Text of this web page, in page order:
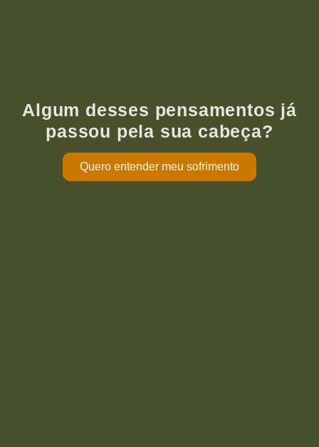
Algum desses pensamentos já
passou pela sua cabeça?
Quero entender meu sofrimento